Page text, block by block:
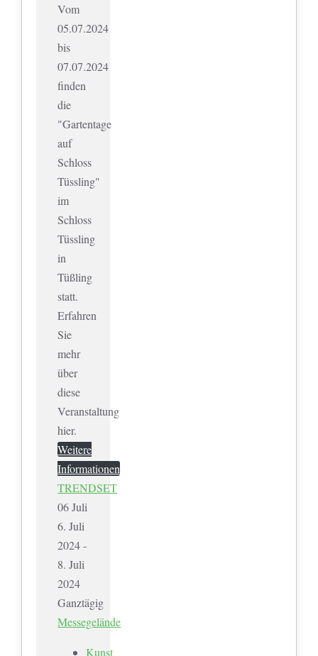
Vom
05.07.2024
bis
07.07.2024
finden
die
"Gartentage
auf
Schloss
Tüssling"
im
Schloss
Tüssling
in
Tüßling
statt.
Erfahren
Sie
mehr
über
diese
Veranstaltung
hier.
Weitere
Informationen
TRENDSET
06 Juli
6. Juli
2024 -
8. Juli
2024
Ganztägig
Messegelände
Kunst